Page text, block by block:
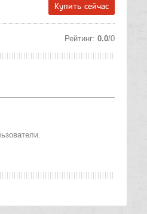
Купить сейчас
Рейтинг: 0.0/0